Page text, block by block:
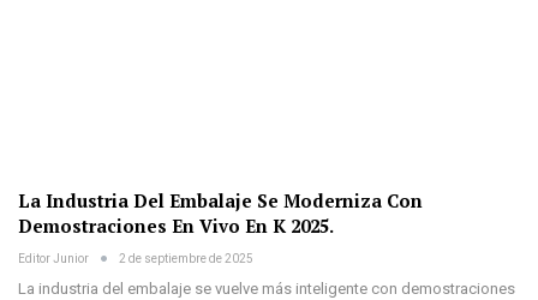
La Industria Del Embalaje Se Moderniza Con
Demostraciones En Vivo En K 2025.
Editor Junior 2 de septiembre de 2025
La industria del embalaje se vuelve más inteligente con demostraciones